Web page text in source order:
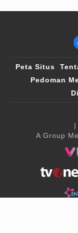
Peta Situs
Pedoman
|
A Group